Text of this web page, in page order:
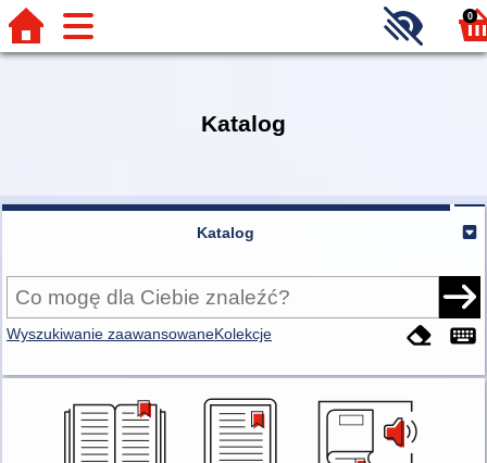
0
Katalog
Katalog
Wyszukiwanie zaawansowaneKolekcje